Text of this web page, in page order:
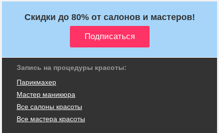
Скидки до 80% от салонов и мастеров!
Запись на процедуры красоты:
Парикмахер
Мастер маникюра
Все салоны красоты
Все мастера красоты